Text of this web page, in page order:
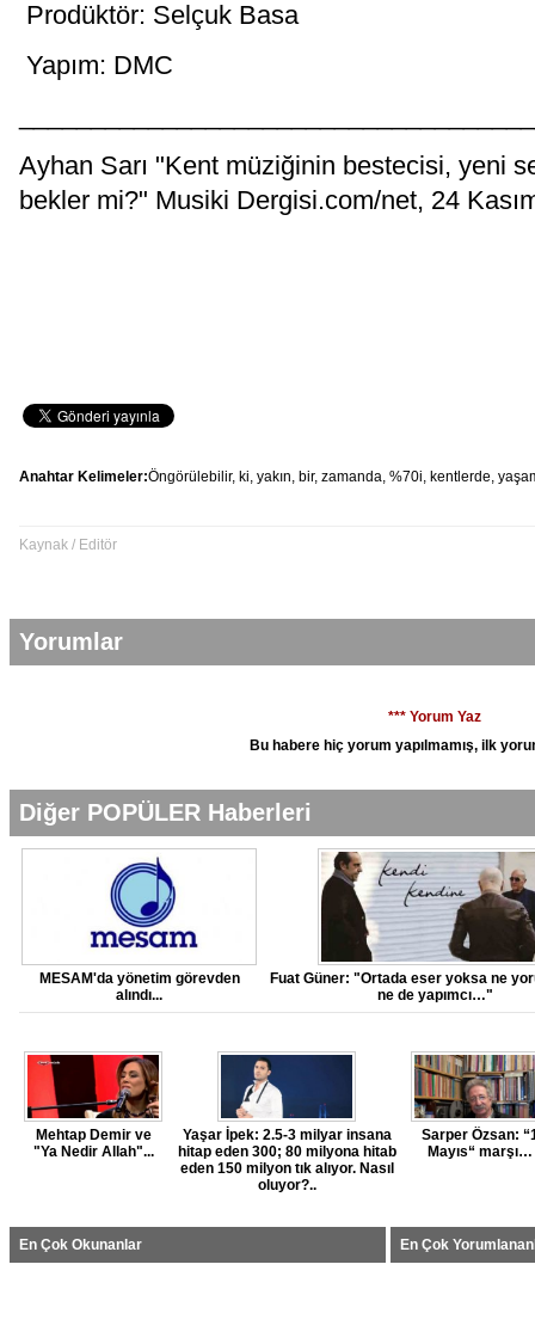
Prodüktör: Selçuk Basa
Yapım: DMC
Ayhan Sarı "Kent müziğinin bestecisi, yeni
bekler mi?" Musiki Dergisi.com/net, 24
Anahtar Kelimeler:Öngörülebilir, ki, yakın, bir, zamanda, %70i, kentlerde,
Kaynak / Editör
Yorumlar
*** Yorum Yaz
Bu habere hiç yorum yapılmamış, ilk
Diğer POPÜLER Haberleri
MESAM'da yönetim görevden
alındı...
Fuat Güner: "Ortada eser yoksa ne
ne de yapımcı…"
Mehtap Demir ve
"Ya Nedir Allah"...
Yaşar İpek: 2.5-3 milyar insana
hitap eden 300; 80 milyona hitab
eden 150 milyon tık alıyor. Nasıl
oluyor?..
Sarper Özsan:
Mayıs“ marşı…
En Çok Okunanlar En Çok